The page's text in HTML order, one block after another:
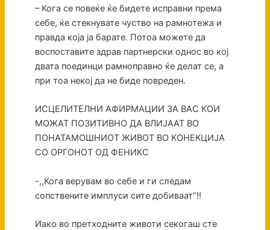
– Кога се повеќе ќе бидете исправни према
себе, ќе стекнувате чуство на рамнотежа и
правда која ја барате. Потоа можете да
воспоставите здрав партнерски однос во кој
двата поединци рамноправно ќе делат се, а
при тоа некој да не биде повреден.
ИСЦЕЛИТЕЛНИ АФИРМАЦИИ ЗА ВАС КОИ
МОЖАТ ПОЗИТИВНО ДА ВЛИЈААТ ВО
ПОНАТАМОШНИОТ ЖИВОТ ВО КОНЕКЦИЈА
СО ОРГОНОТ ОД ФЕНИКС
-,,Кога верувам во себе и ги следам
сопствените имплуси сите добиваат“!!
Иако во претходните животи секогаш сте